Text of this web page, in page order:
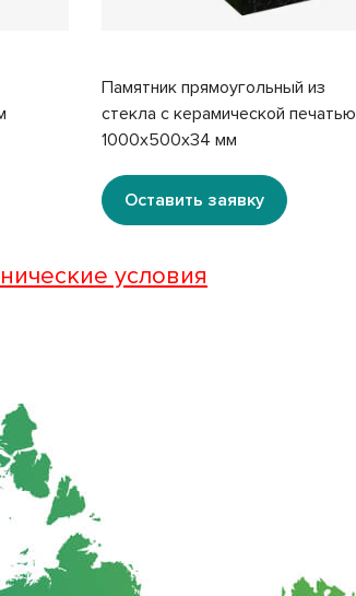
Памятник прямоугольный из
стекла с керамической печатью
1000x500x34 мм
Оставить заявку
условия